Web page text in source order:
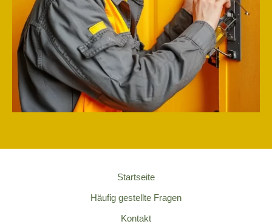
Startseite
Häufig gestellte Fragen
Kontakt